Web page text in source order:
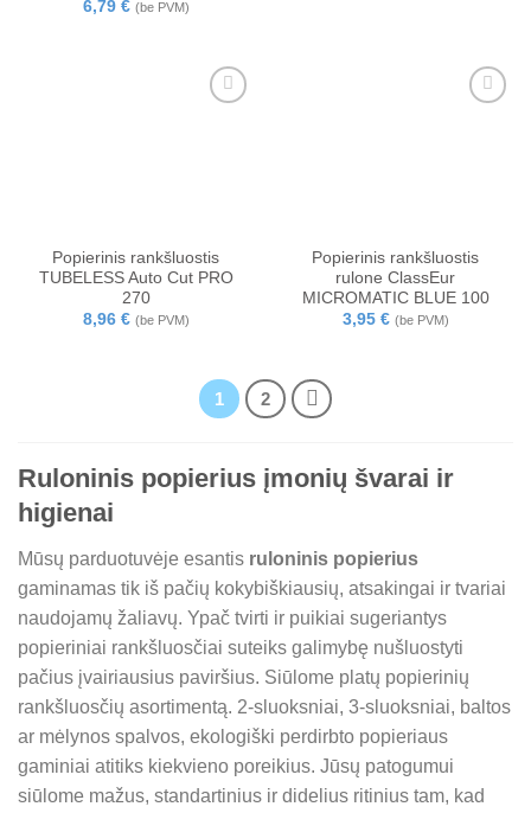
Įvertinimas:
6,79 € (be PVM)
Popierinis rankšluostis
TUBELESS Auto Cut PRO
270
8,96 € (be PVM)
Popierinis rankšluostis
rulone ClassEur
MICROMATIC BLUE 100
3,95 € (be PVM)
1 2
Ruloninis popierius įmonių švarai ir
higienai
Mūsų parduotuvėje esantis ruloninis popierius
gaminamas tik iš pačių kokybiškiausių, atsakingai ir tvariai
naudojamų žaliavų. Ypač tvirti ir puikiai sugeriantys
popieriniai rankšluosčiai suteiks galimybę nušluostyti
pačius įvairiausius paviršius. Siūlome platų popierinių
rankšluosčių asortimentą. 2-sluoksniai, 3-sluoksniai, baltos
ar mėlynos spalvos, ekologiški perdirbto popieriaus
gaminiai atitiks kiekvieno poreikius. Jūsų patogumui
siūlome mažus, standartinius ir didelius ritinius tam, kad